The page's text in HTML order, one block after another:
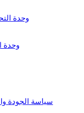
وحدة
وحدة
سياسة الجودة